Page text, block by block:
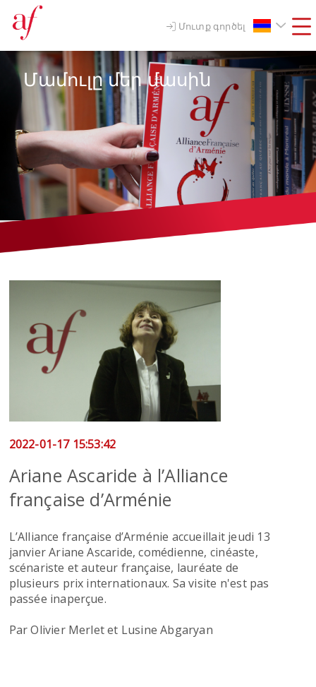
Մուտք գործել
Մամուլը մեր մասին
2022-01-17 15:53:42
Ariane Ascaride à l’Alliance
française d’Arménie
L’Alliance française d’Arménie accueillait jeudi 13
janvier Ariane Ascaride, comédienne, cinéaste,
scénariste et auteur française, lauréate de
plusieurs prix internationaux. Sa visite n'est pas
passée inaperçue.
Par Olivier Merlet et Lusine Abgaryan